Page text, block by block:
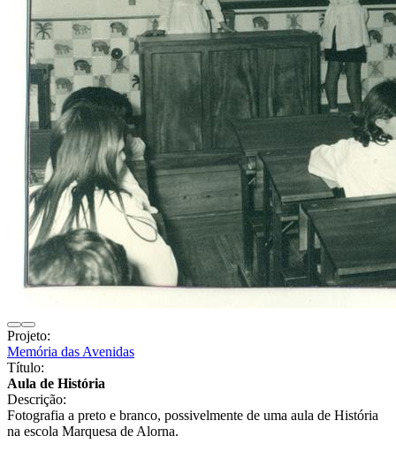
Projeto:
Memória das Avenidas
Título:
Aula de História
Descrição:
Fotografia a preto e branco, possivelmente de uma aula de História
na escola Marquesa de Alorna.